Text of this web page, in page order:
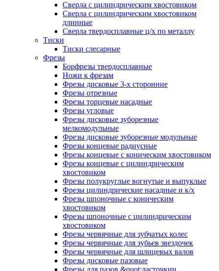
Сверла с цилиндрическим хвостовиком
Сверла с цилиндрическим хвостовиком
длинные
Сверла твердосплавные ц/х по металлу
Тиски
Тиски слесарные
Фрезы
Борфрезы твердосплавные
Ножи к фрезам
Фрезы дисковые 3-х сторонние
Фрезы отрезные
Фрезы торцевые насадные
Фрезы угловые
Фрезы дисковые зуборезные
мелкомодульные
Фрезы дисковые зуборезные модульные
Фрезы концевые радиусные
Фрезы концевые с коническим хвостовиком
Фрезы концевые с цилиндрическим
хвостовиком
Фрезы полукруглые вогнутые и выпуклые
Фрезы цилиндрические насадные и к/х
Фрезы шпоночные с коническим
хвостовиком
Фрезы шпоночные с цилиндрическим
хвостовиком
Фрезы червячные для зубчатых колес
Фрезы червячные для зубьев звездочек
Фрезы червячные для шлицевых валов
Фрезы дисковые пазовые
Фрезы для пазов &quot;ласточкин